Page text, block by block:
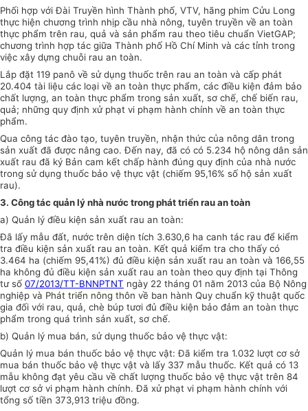
Phối hợp với Đài Truyền hình Thành phố, VTV, hãng phim Cửu Long
thực hiện chương trình nhịp cầu nhà nông, tuyên truyền về an toàn
thực phẩm trên rau, quả và sản phẩm rau theo tiêu chuẩn VietGAP;
chương trình hợp tác giữa Thành phố Hồ Chí Minh và các tỉnh trong
việc xây dựng chuỗi rau an toàn.
Lắp đặt 119 panô về sử dụng thuốc trên rau an toàn và cấp phát
20.404 tài liệu các loại về an toàn thực phẩm, các điều kiện đảm bảo
chất lượng, an toàn thực phẩm trong sản xuất, sơ chế, chế biến rau,
quả; những quy định xử phạt vi phạm hành chính về an toàn thực
phẩm.
Qua công tác đào tạo, tuyên truyền, nhận thức của nông dân trong
sản xuất đã được nâng cao. Đến nay, đã có có 5.234 hộ nông dân sản
xuất rau đã ký Bản cam kết chấp hành đúng quy định của nhà nước
trong sử dụng thuốc bảo vệ thực vật (chiếm 95,16% số hộ sản xuất
rau).
3. Công tác quản lý nhà nước trong phát triển rau an toàn
a) Quản lý điều kiện sản xuất rau an toàn:
Đã lấy mẫu đất, nước trên diện tích 3.630,6 ha canh tác rau để kiểm
tra điều kiện sản xuất rau an toàn. Kết quả kiểm tra cho thấy có
3.464 ha (chiếm 95,41%) đủ điều kiện sản xuất rau an toàn và 166,55
ha không đủ điều kiện sản xuất rau an toàn theo quy định tại Thông
tư số 07/2013/TT-BNNPTNT ngày 22 tháng 01 năm 2013 của Bộ Nông
nghiệp và Phát triển nông thôn về ban hành Quy chuẩn kỹ thuật quốc
gia đối với rau, quả, chè búp tươi đủ điều kiện bảo đảm an toàn thực
phẩm trong quá trình sản xuất, sơ chế.
b) Quản lý mua bán, sử dụng thuốc bảo vệ thực vật:
Quản lý mua bán thuốc bảo vệ thực vật: Đã kiểm tra 1.032 lượt cơ sở
mua bán thuốc bảo vệ thực vật và lấy 337 mẫu thuốc. Kết quả có 13
mẫu không đạt yêu cầu về chất lượng thuốc bảo vệ thực vật trên 84
lượt cơ sở vi phạm hành chính. Đã xử phạt vi phạm hành chính với
tổng số tiền 373,913 triệu đồng.